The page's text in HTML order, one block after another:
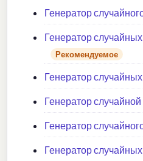
Генератор
Генератор
Рекомендуемое
Генератор
Генератор
Генератор
Генератор